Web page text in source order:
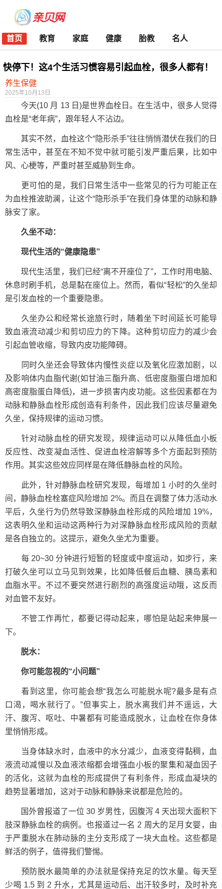
首页 教育 家庭 健康 胎教 名人
快停下！这4个生活习惯容易引起血栓，很多人都有！
养生保健
2025年10月13日
今天(10 月 13 日)是世界血栓日。在生活中，很多人觉得
血栓是“老年病”，跟年轻人不沾边。
其实不然，血栓这个“隐形杀手”往往悄悄潜伏在我们的日
常生活中，甚至在不知不觉中就可能引发严重后果，比如中
风、心梗等，严重时甚至威胁到生命。
更可怕的是，我们日常生活中一些常见的行为可能正在
为血栓推波助澜，让这个“隐形杀手”在我们身体里的动脉和静
脉安了家。
久坐不动：
现代生活的“健康隐患”
现代生活里，我们已经“离不开座位了”，工作时用电脑、
休息时刷手机，总是黏在座位上。然而，看似“轻松”的久坐却
是引发血栓的一个重要隐患。
久坐办公和经常长途旅行时，随着坐下时间延长可能导
致血液流动减少和剪切应力的下降。这种剪切应力的减少会
引起血管收缩，导致内皮功能障碍。
同时久坐还会导致体内慢性炎症以及氧化应激加剧，以
及影响体内血脂代谢(如甘油三酯升高、低密度脂蛋白增加和
高密度脂蛋白降低)，进一步损害内皮功能。这些因素都在为
动脉和静脉血栓形成创造有利条件，因此我们应该尽量避免
久坐，保持规律的运动习惯。
针对动脉血栓的研究发现，规律运动可以从降低血小板
反应性、改变凝血活性、促进血栓溶解等多个方面起到预防
作用。其实这些效应同样是在降低静脉血栓的风险。
此外，针对静脉血栓研究发现，每增加 1 小时的久坐时
间，静脉血栓栓塞症风险增加 2%。而且在调整了体力活动水
平后，久坐行为仍然导致深静脉血栓形成的风险增加 19%，
这表明久坐和运动这两种行为对深静脉血栓形成风险的贡献
是各自独立的。这提示，避免久坐尤为重要。
每 20~30 分钟进行短暂的轻度或中度运动，如步行，来
打破久坐可以立马见到效果，比如降低餐后血糖、胰岛素和
血脂水平。不过不要突然进行剧烈的高强度运动哦，这反而
对血管不友好。
不管工作再忙，都要记得动起来，哪怕是站起来伸展一
下。
脱水：
你可能忽视的“小问题”
看到这里，你可能会想“我怎么可能脱水呢?最多是有点
口渴，喝水就行了。”但事实上，脱水离我们并不遥远，大
汗、腹泻、呕吐、中暑都有可能造成脱水，让血栓在你身体
里悄悄形成。
当身体缺水时，血液中的水分减少，血液变得黏稠，血
液流动减慢以及血液浓缩都会增强血小板的聚集和凝血因子
的活化，这就为血栓的形成提供了有利条件，形成血凝块的
趋势显著增加，这对于动脉和静脉来说都是危险的。
国外曾报道了一位 30 岁男性，因腹泻 4 天出现大面积下
肢深静脉血栓的病例。也报道过一名 2 周大的足月女婴，由
于严重脱水在肺动脉的主分支形成了一块大血栓。这些都是
鲜活的例子，值得我们警惕。
预防脱水最简单的办法就是保持充足的饮水量。每天至
少喝 1.5 到 2 升水，尤其是运动后、出汗较多时，及时补充